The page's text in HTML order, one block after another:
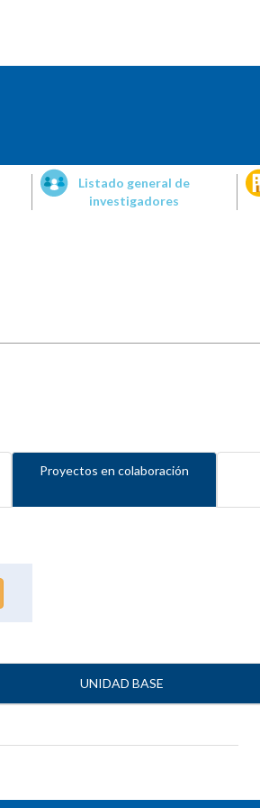
Listado general de
investigadores
Proyectos en colaboración
UNIDAD BASE